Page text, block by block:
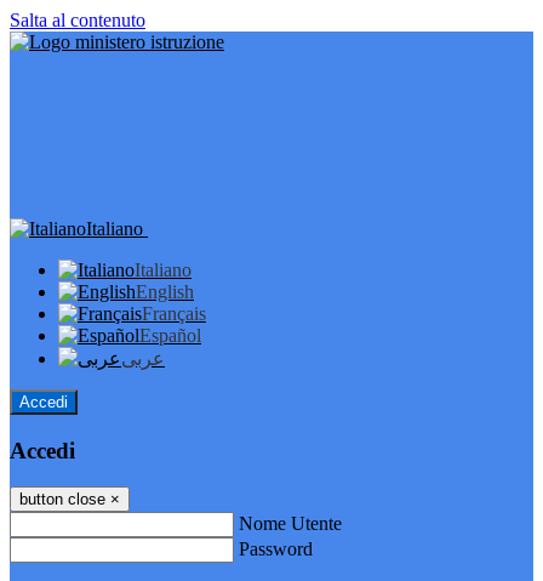
Salta al contenuto
Italiano
Italiano
English
Français
Español
عربى
Accedi
Accedi
button close ×
Nome Utente
Password